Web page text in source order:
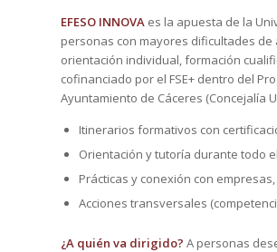
EFESO INNOVA es la apuesta de la
personas con mayores dificultades
orientación individual, formación
cofinanciado por el FSE+ dentro del
Ayuntamiento de Cáceres (Concejalía
Itinerarios formativos con
Orientación y tutoría durante todo
Prácticas y conexión con
Acciones transversales
¿A quién va dirigido? A personas